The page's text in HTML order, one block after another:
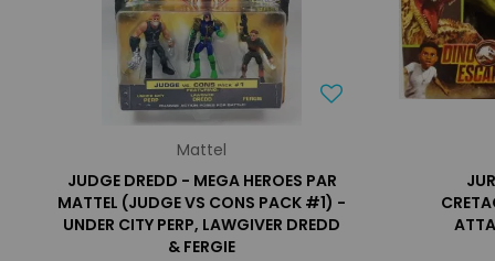
Mattel
JUDGE DREDD - MEGA HEROES PAR
MATTEL (JUDGE VS CONS PACK #1) -
UNDER CITY PERP, LAWGIVER DREDD
& FERGIE